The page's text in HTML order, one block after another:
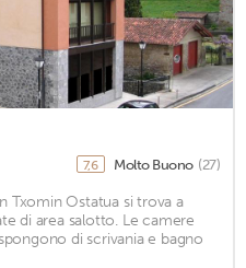
7,6 Molto Buono (27)
Txomin Ostatua si trova a
di area salotto. Le camere
di scrivania e bagno